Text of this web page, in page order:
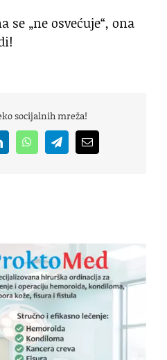
se „ne osvećuje“, ona
socijalnih mreža!
WhatsAppTelegramEmail